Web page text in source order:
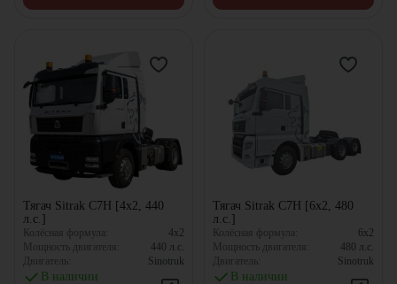
Тягач Sitrak C7H [4x2, 440
л.с.]
Колёсная формула:
4x2
Мощность двигателя:
440 л.с.
Двигатель:
Sinotruk
В наличии
Тягач Sitrak C7H [6x2, 480
л.с.]
Колёсная формула:
6x2
Мощность двигателя:
480 л.с.
Двигатель:
Sinotruk
В наличии